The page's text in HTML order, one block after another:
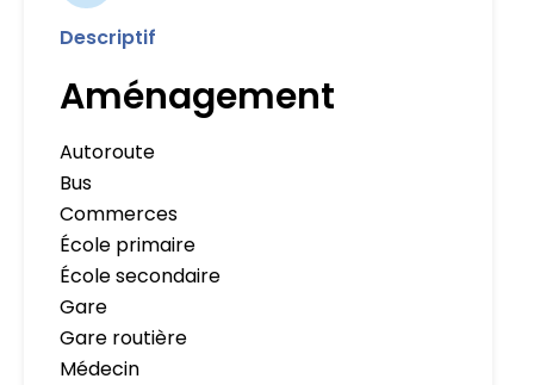
Descriptif
Aménagement
Autoroute
Bus
Commerces
École primaire
École secondaire
Gare
Gare routière
Médecin